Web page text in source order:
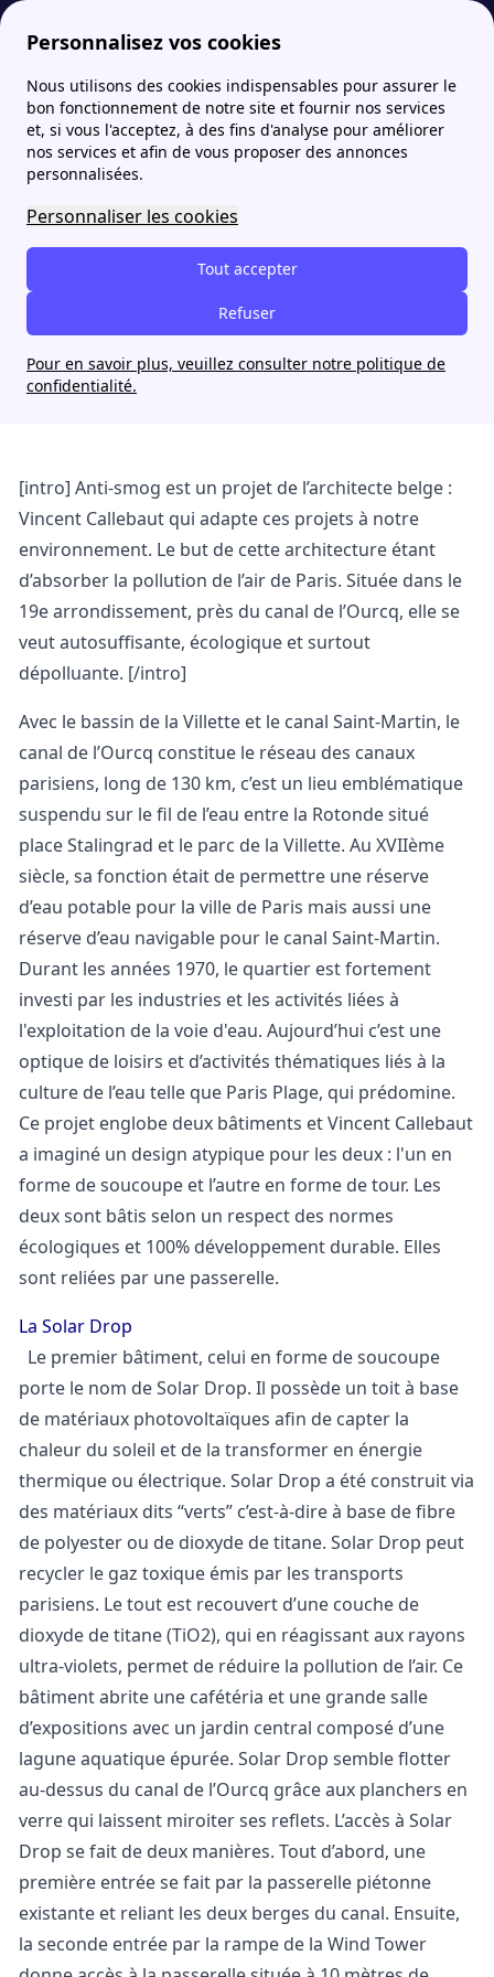
Personnalisez vos cookies
Nous utilisons des cookies indispensables pour assurer le
bon fonctionnement de notre site et fournir nos services
et, si vous l'acceptez, à des fins d'analyse pour améliorer
nos services et afin de vous proposer des annonces
personnalisées.
Personnaliser les cookies
Tout accepter
Refuser
Pour en savoir plus, veuillez consulter notre politique de
confidentialité.
Fournisseur-Energie Actualites Anti-smog : une architecture qui fait face à la pollution
Anti-smog : une
architecture qui fait face à
la pollution
8 mai 2024
[intro] Anti-smog est un projet de l’architecte belge :
Vincent Callebaut qui adapte ces projets à notre
environnement. Le but de cette architecture étant
d’absorber la pollution de l’air de Paris. Située dans le
19e arrondissement, près du canal de l’Ourcq, elle se
veut autosuffisante, écologique et surtout
dépolluante. [/intro]
Avec le bassin de la Villette et le canal Saint-Martin, le
canal de l’Ourcq constitue le réseau des canaux
parisiens, long de 130 km, c’est un lieu emblématique
suspendu sur le fil de l’eau entre la Rotonde situé
place Stalingrad et le parc de la Villette. Au XVIIème
siècle, sa fonction était de permettre une réserve
d’eau potable pour la ville de Paris mais aussi une
réserve d’eau navigable pour le canal Saint-Martin.
Durant les années 1970, le quartier est fortement
investi par les industries et les activités liées à
l'exploitation de la voie d'eau. Aujourd’hui c’est une
optique de loisirs et d’activités thématiques liés à la
culture de l’eau telle que Paris Plage, qui prédomine.
Ce projet englobe deux bâtiments et Vincent Callebaut
a imaginé un design atypique pour les deux : l'un en
forme de soucoupe et l’autre en forme de tour. Les
deux sont bâtis selon un respect des normes
écologiques et 100% développement durable. Elles
sont reliées par une passerelle.
La Solar Drop
Le premier bâtiment, celui en forme de soucoupe
porte le nom de Solar Drop. Il possède un toit à base
de matériaux photovoltaïques afin de capter la
chaleur du soleil et de la transformer en énergie
thermique ou électrique. Solar Drop a été construit via
des matériaux dits “verts” c’est-à-dire à base de fibre
de polyester ou de dioxyde de titane. Solar Drop peut
recycler le gaz toxique émis par les transports
parisiens. Le tout est recouvert d’une couche de
dioxyde de titane (TiO2), qui en réagissant aux rayons
ultra-violets, permet de réduire la pollution de l’air. Ce
bâtiment abrite une cafétéria et une grande salle
d’expositions avec un jardin central composé d’une
lagune aquatique épurée. Solar Drop semble flotter
au-dessus du canal de l’Ourcq grâce aux planchers en
verre qui laissent miroiter ses reflets. L’accès à Solar
Drop se fait de deux manières. Tout d’abord, une
première entrée se fait par la passerelle piétonne
existante et reliant les deux berges du canal. Ensuite,
la seconde entrée par la rampe de la Wind Tower